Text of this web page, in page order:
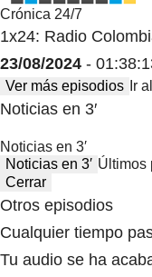
Crónica 24/7
1x24: Radio
23/08/2024 -
Ver más episodios Ir
Noticias en 3′
Noticias en 3′
Noticias en 3′ Últimos
Cerrar
Otros episodios
Cualquier tiempo
Tu audio se ha